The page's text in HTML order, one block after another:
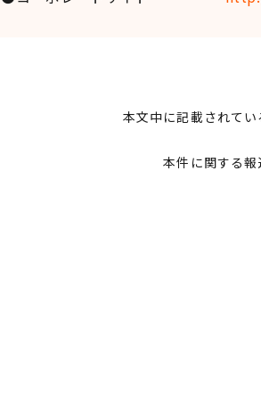
本文中に記載されて
本件に関する報